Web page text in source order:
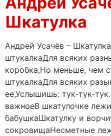
Шкатулка
Андрей Усачёв –
штукалкаДля всяких
коробка,Но меньше, чем
штукалкаДля всяких
ее,Услышишь: тук-тук-
важноеВ шкатулочке
бабушкаШкатулку и
сокровищаНесметные